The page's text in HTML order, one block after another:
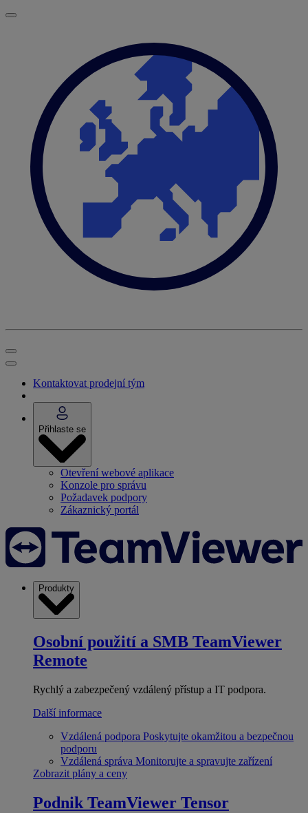
Kontaktovat prodejní tým
Přihlaste se
Otevření webové aplikace
Konzole pro správu
Požadavek podpory
Zákaznický portál
Produkty
Osobní použití a SMB TeamViewer
Remote
Rychlý a zabezpečený vzdálený přístup a IT podpora.
Další informace
Vzdálená podpora Poskytujte okamžitou a bezpečnou
podporu
Vzdálená správa Monitorujte a spravujte zařízení
Zobrazit plány a ceny
Podnik TeamViewer Tensor